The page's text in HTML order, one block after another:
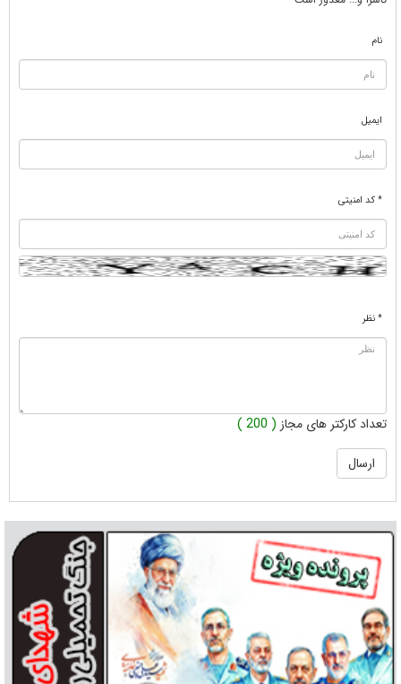
نام
ایمیل
* کد امنیتی
* نظر
تعداد کارکتر های مجاز ( 200 )